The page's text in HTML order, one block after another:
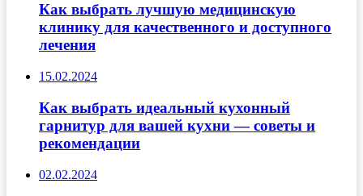
Как выбрать лучшую медицинскую
клинику для качественного и доступного
лечения
15.02.2024
Как выбрать идеальный кухонный
гарнитур для вашей кухни — советы и
рекомендации
02.02.2024